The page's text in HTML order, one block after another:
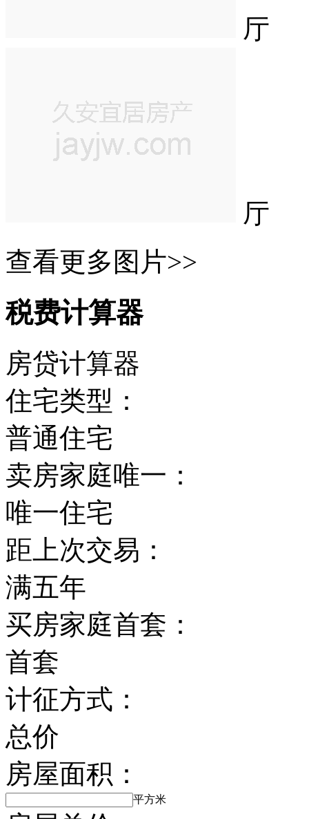
厅
厅
查看更多图片>>
税费计算器
房贷计算器
住宅类型：
普通住宅
卖房家庭唯一：
唯一住宅
距上次交易：
满五年
买房家庭首套：
首套
计征方式：
总价
房屋面积：
平方米